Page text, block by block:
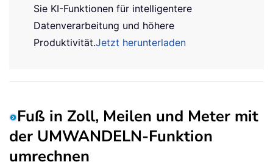
Sie KI-Funktionen für intelligentere
Datenverarbeitung und höhere
Produktivität.Jetzt herunterladen
Fuß in Zoll, Meilen und Meter mit
der UMWANDELN-Funktion
umrechnen